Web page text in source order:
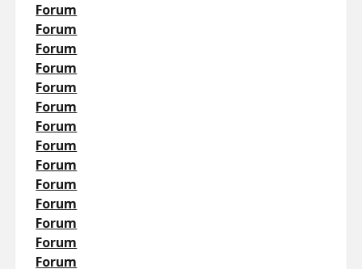
Forum
Forum
Forum
Forum
Forum
Forum
Forum
Forum
Forum
Forum
Forum
Forum
Forum
Forum